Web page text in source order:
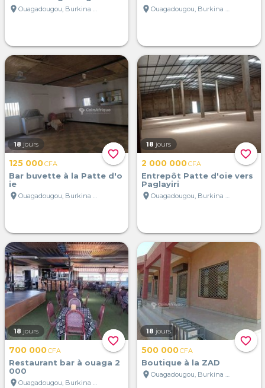
location_on
Ouagadougou, Burkina Faso
location_on
Ouagadougou, Burkina Faso
favorite_border
18 jours
125 000CFA
Bar buvette à la Patte d'o
ie
location_on
Ouagadougou, Burkina Faso
favorite_border
18 jours
2 000 000CFA
Entrepôt Patte d'oie vers
Paglayiri
location_on
Ouagadougou, Burkina Faso
favorite_border
18 jours
700 000CFA
Restaurant bar à ouaga 2
000
location_on
Ouagadougou, Burkina Faso
favorite_border
18 jours
500 000CFA
Boutique à la ZAD
location_on
Ouagadougou, Burkina Faso